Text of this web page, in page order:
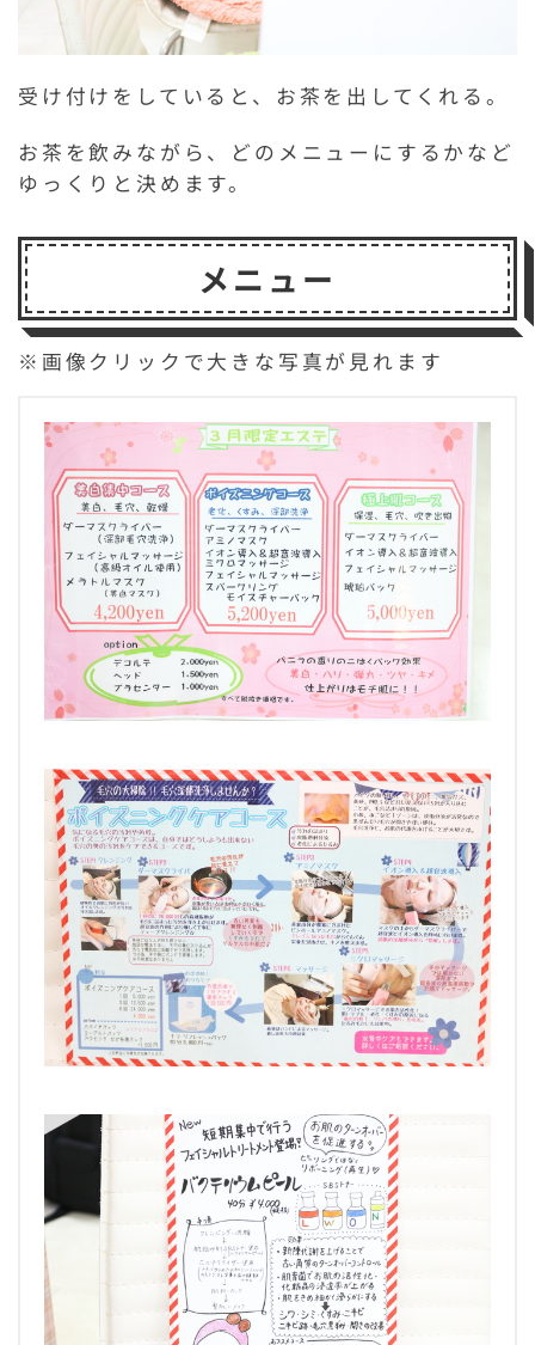
受け付けをしていると、お茶を出してくれる。
お茶を飲みながら、どのメニューにするかなど
ゆっくりと決めます。
メニュー
※画像クリックで大きな写真が見れます